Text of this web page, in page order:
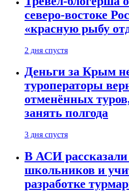
северо-востоке
«красную рыбу
2 дня спустя
Деньги за Крым
туроператоры
отменённых
занять полгода
3 дня спустя
В АСИ
школьников и
разработке